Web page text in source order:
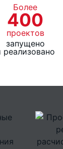
конвейера, a
катка, d
Более
400
проектов
запущено
реализовано